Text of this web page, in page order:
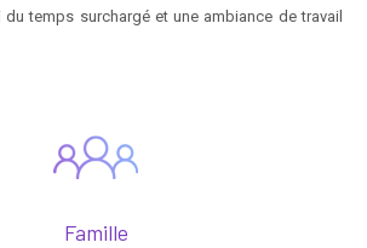
temps surchargé et une ambiance de travail
Famille